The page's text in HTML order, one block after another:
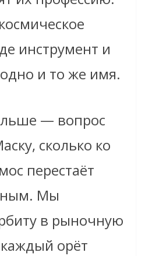
инструмент и
и то же имя.
— вопрос
сколько ко
перестаёт
Мы
в рыночную
орёт